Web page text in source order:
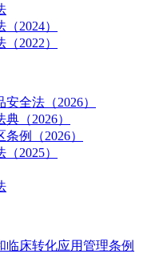
2024）
2022）
全法（2026）
（2026）
例（2026）
2025）
床转化应用管理条例